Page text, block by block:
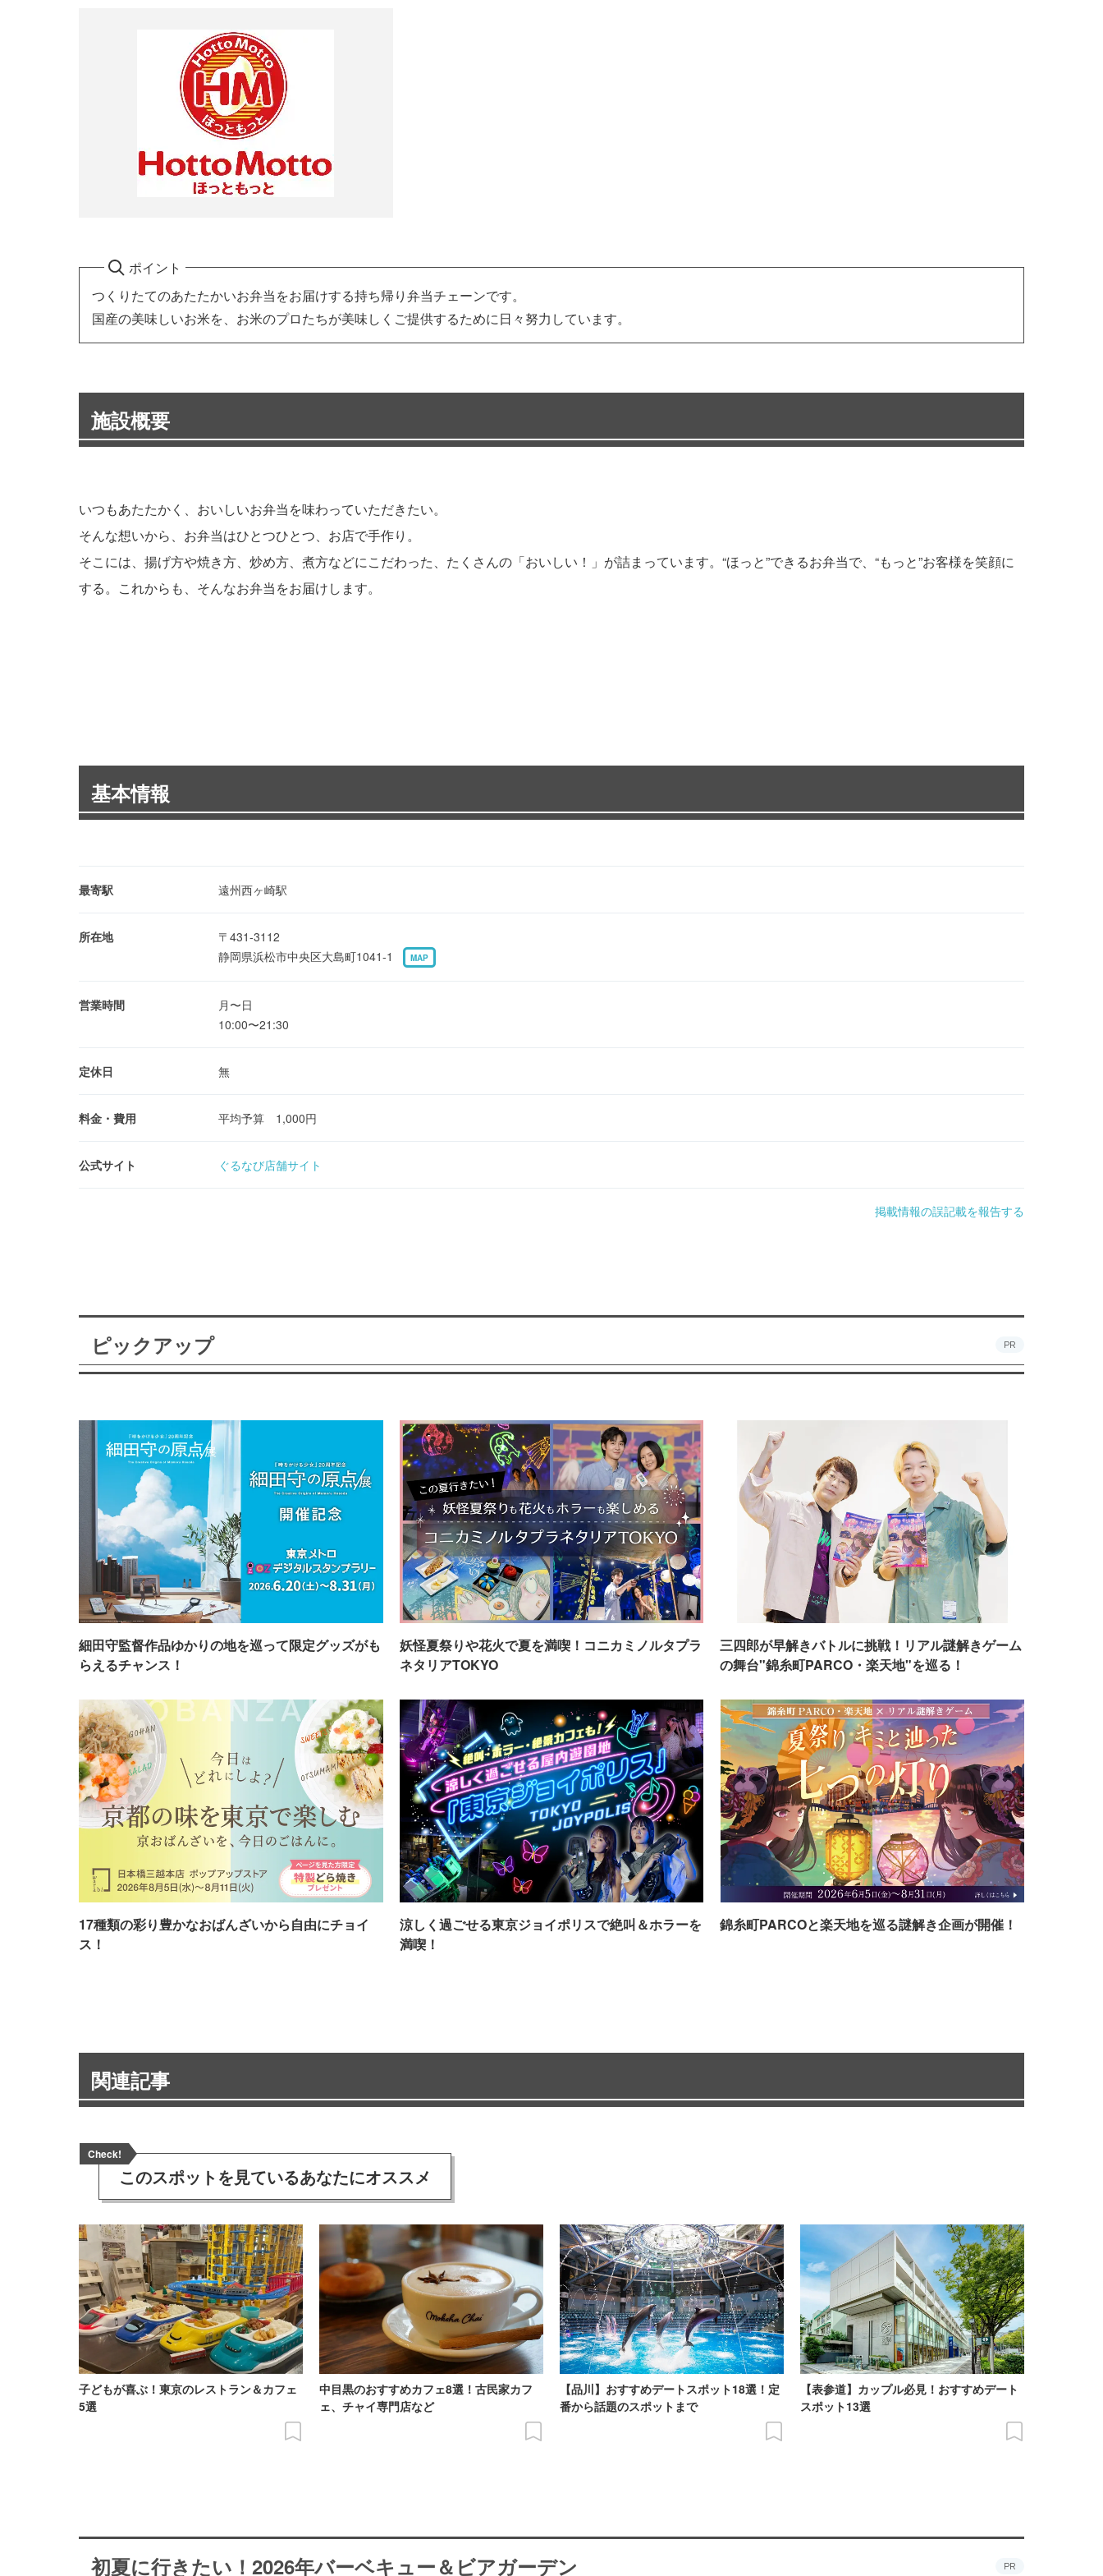
ポイント
つくりたてのあたたかいお弁当をお届けする持ち帰り弁当チェーンです。
国産の美味しいお米を、お米のプロたちが美味しくご提供するために日々努力しています。
施設概要
いつもあたたかく、おいしいお弁当を味わっていただきたい。
そんな想いから、お弁当はひとつひとつ、お店で手作り。
そこには、揚げ方や焼き方、炒め方、煮方などにこだわった、たくさんの「おいしい！」が詰まっています。“ほっと”できるお弁当で、“もっと”お客様を笑顔に
する。これからも、そんなお弁当をお届けします。
基本情報
最寄駅 遠州西ヶ崎駅
所在地
〒431-3112
静岡県浜松市中央区大島町1041-1
MAP
営業時間
月〜日
10:00〜21:30
定休日 無
料金・費用 平均予算 1,000円
公式サイト ぐるなび店舗サイト
掲載情報の誤記載を報告する
ピックアップ PR
細田守監督作品ゆかりの地を巡って限定グッズがも
らえるチャンス！
妖怪夏祭りや花火で夏を満喫！コニカミノルタプラ
ネタリアTOKYO
三四郎が早解きバトルに挑戦！リアル謎解きゲーム
の舞台"錦糸町PARCO・楽天地"を巡る！
17種類の彩り豊かなおばんざいから自由にチョイ
ス！
涼しく過ごせる東京ジョイポリスで絶叫＆ホラーを
満喫！
錦糸町PARCOと楽天地を巡る謎解き企画が開催！
関連記事
Check!
このスポットを見ているあなたにオススメ
子どもが喜ぶ！東京のレストラン＆カフェ
5選
中目黒のおすすめカフェ8選！古民家カフ
ェ、チャイ専門店など
【品川】おすすめデートスポット18選！定
番から話題のスポットまで
【表参道】カップル必見！おすすめデート
スポット13選
初夏に行きたい！2026年バーベキュー＆ビアガーデン PR